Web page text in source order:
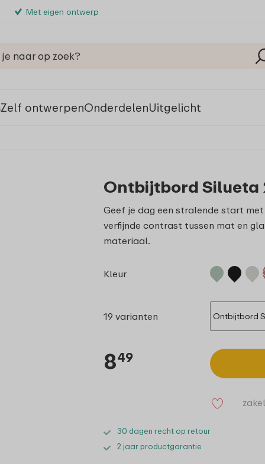
Met eigen ontwerp
Zelf ontwerpenOnderdelenUitgelicht
Ontbijtbord Silueta
Geef je dag een stralende start
verfijnde contrast tussen mat en
materiaal.
Kleur
19 varianten
849
30 dagen recht op retour
2 jaar productgarantie